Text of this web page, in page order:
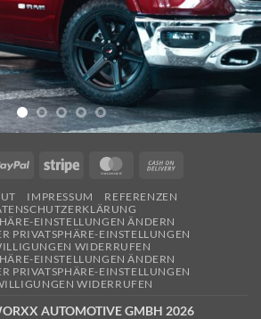
PayPal Stripe MasterCard
IMPRESSUM
REFERENZEN
EINSTELLUNGEN ÄNDERN
PRIVATSPHÄRE-EINSTELLUNGEN
WIDERRUFEN
EINSTELLUNGEN ÄNDERN
PRIVATSPHÄRE-EINSTELLUNGEN
WIDERRUFEN
AUTOMOTIVE GMBH 2026